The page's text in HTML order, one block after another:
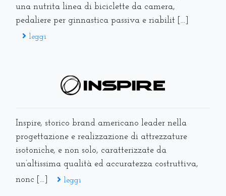
una nutrita linea di biciclette da camera,
pedaliere per ginnastica passiva e riabilit [...]
leggi
Inspire, storico brand americano leader nella
progettazione e realizzazione di attrezzature
isotoniche, e non solo, caratterizzate da
un’altissima qualità ed accuratezza costruttiva,
nonc [...]
leggi